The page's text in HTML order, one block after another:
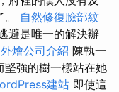
自然修復臉部紋
避是唯一的解決辦
燴公司介紹 陳執一
堅強的樹一樣站在她
建站 即使這